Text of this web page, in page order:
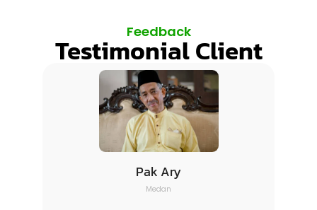
Feedback
Testimonial Client
Pak Ary
Medan